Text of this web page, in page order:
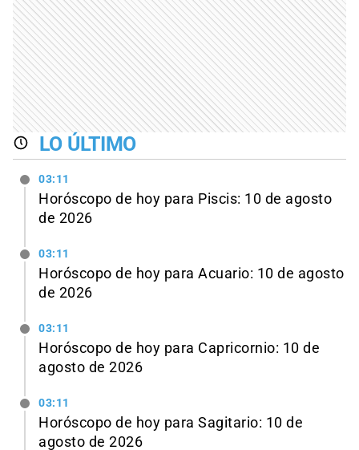
LO ÚLTIMO
03:11
Horóscopo de hoy para Piscis: 10 de agosto
de 2026
03:11
Horóscopo de hoy para Acuario: 10 de agosto
de 2026
03:11
Horóscopo de hoy para Capricornio: 10 de
agosto de 2026
03:11
Horóscopo de hoy para Sagitario: 10 de
agosto de 2026